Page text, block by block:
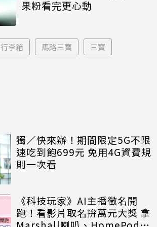
果粉看完更心動
行李箱 馬路三寶 三寶
獨／快來辦！期間限定5G不限
速吃到飽699元 免用4G資費規
則一次看
《科技玩家》AI主播徵名開
跑！看影片取名拚萬元大獎 拿